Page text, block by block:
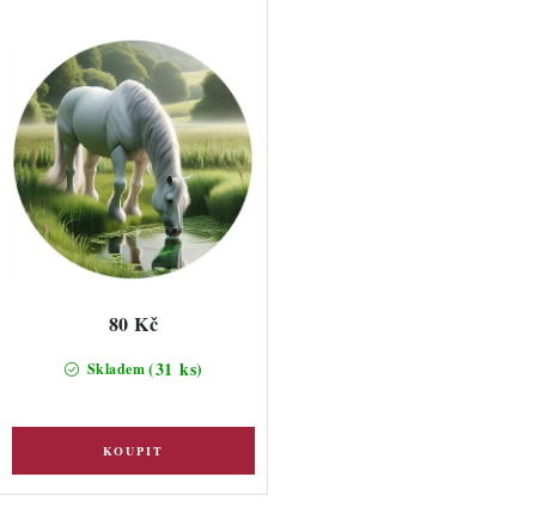
Skladem(31 ks)
80 Kč